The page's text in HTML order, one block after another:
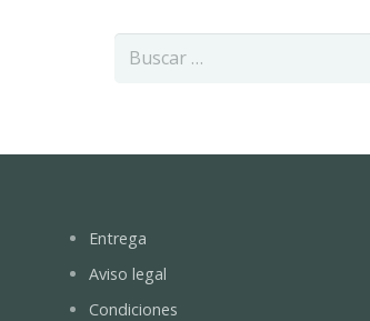
Buscar:
Entrega
Aviso legal
Condiciones